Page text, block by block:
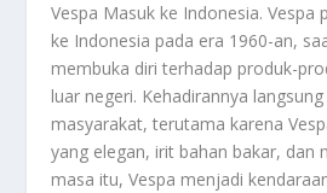
Vespa Masuk ke Indonesia. Vespa
ke Indonesia pada era 1960-an,
membuka diri terhadap produk-
luar negeri. Kehadirannya
masyarakat, terutama karena
yang elegan, irit bahan bakar, dan
masa itu, Vespa menjadi